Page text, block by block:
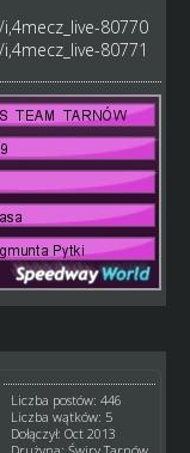
80770
80771
Liczba postów: 446
Liczba wątków: 5
Dołączył: Oct 2013